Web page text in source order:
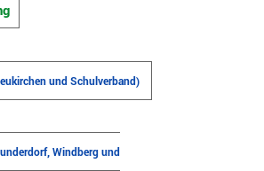
und Schulverband)
Windberg und